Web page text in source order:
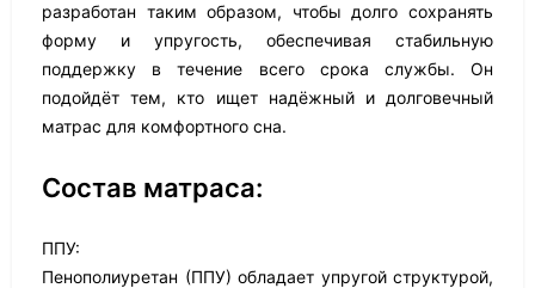
разработан таким образом, чтобы долго сохранять
форму и упругость, обеспечивая стабильную
поддержку в течение всего срока службы. Он
подойдёт тем, кто ищет надёжный и долговечный
матрас для комфортного сна.
Состав матраса:
ППУ:
Пенополиуретан (ППУ) обладает упругой структурой,